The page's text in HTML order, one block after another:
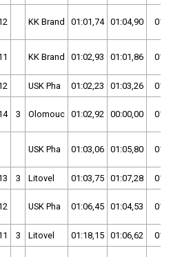
KK Brand 01:01,74 01:04,90
KK Brand 01:02,93 01:01,86
USK Pha 01:02,23 01:03,26
3 Olomouc 01:02,92 00:00,00
USK Pha 01:03,06 01:05,80
3 Litovel 01:03,75 01:07,28
USK Pha 01:06,45 01:04,53
3 Litovel 01:18,15 01:06,62